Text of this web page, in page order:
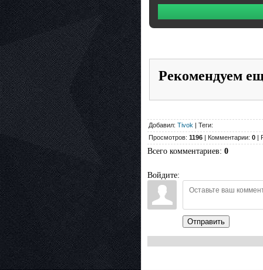
Рекомендуем
Добавил: Tivok | Теги:
Просмотров: 1196 | Комментарии: 0 |
Всего комментариев: 0
Войдите:
Отправить